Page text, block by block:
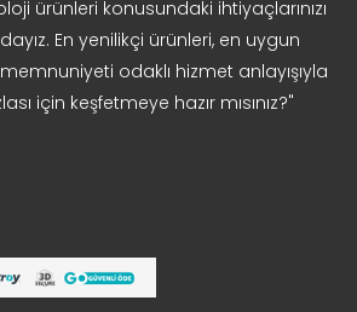
ürünleri konusundaki ihtiyaçlarınızı
En yenilikçi ürünleri, en uygun
odaklı hizmet anlayışıyla
için keşfetmeye hazır mısınız?"